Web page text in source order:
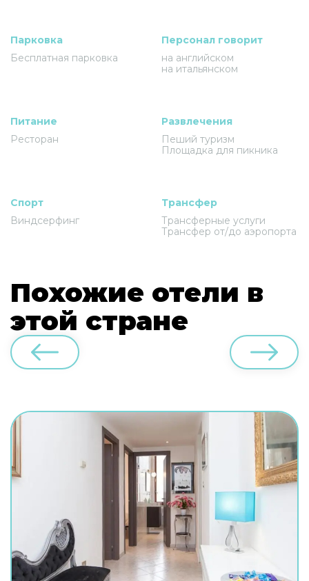
Парковка
Бесплатная парковка
Персонал говорит
на английском
на итальянском
Питание
Ресторан
Развлечения
Пеший туризм
Площадка для пикника
Спорт
Виндсерфинг
Трансфер
Трансферные услуги
Трансфер от/до аэропорта
Похожие отели в
этой стране